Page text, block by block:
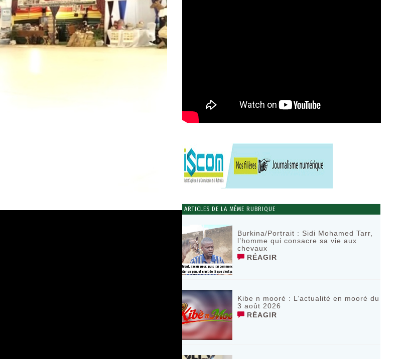
ARTICLES DE LA MÊME RUBRIQUE
Burkina/Portrait : Sidi Mohamed Tarr,
l’homme qui consacre sa vie aux
chevaux
RÉAGIR
Kibe n mooré : L’actualité en mooré du
3 août 2026
RÉAGIR